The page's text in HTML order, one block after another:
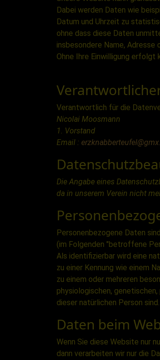
Dabei werden Daten wie
Datum und Uhrzeit zu
ohne dass diese Daten
insbesondere Name,
Ohne Ihre Einwilligung
Verantwortlich für die
Nicolai Moosmann
1. Vorstand
Email :
Die Angabe eines
da in unserem Verein nicht
Personenbezogene Daten
(im Folgenden "betroffene
Als identifizierbar wird eine
zu einer Kennung wie einem
zu einem oder mehreren
physiologischen,
dieser natürlichen Person sind.
Daten beim
Wenn Sie diese Website nur
dann verarbeiten wir nur die